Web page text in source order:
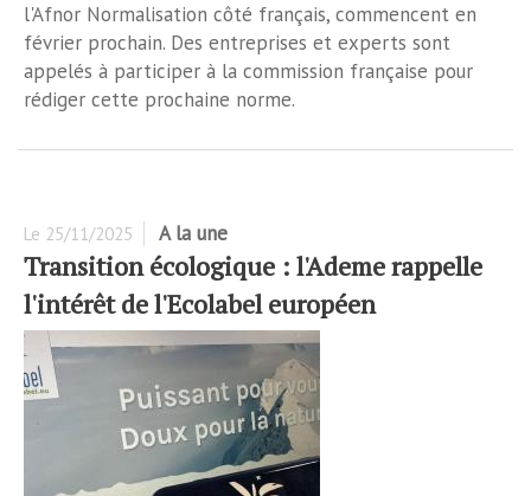
l'Afnor Normalisation côté français, commencent en
février prochain. Des entreprises et experts sont
appelés à participer à la commission française pour
rédiger cette prochaine norme.
Le 25/11/2025 A la une
Transition écologique : l'Ademe rappelle
l'intérêt de l'Ecolabel européen